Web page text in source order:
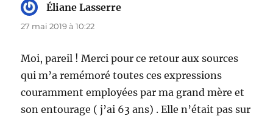
Éliane Lasserre
27 mai 2019 à 10:22
Moi, pareil ! Merci pour ce retour aux sources
qui m’a remémoré toutes ces expressions
couramment employées par ma grand mère et
son entourage ( j’ai 63 ans) . Elle n’était pas sur